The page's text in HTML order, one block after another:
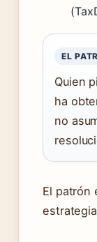
EL
Quien
ha
no
El patrón